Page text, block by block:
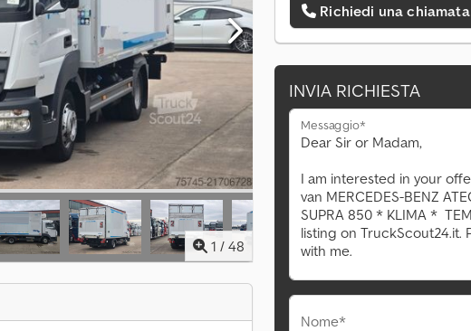
1 / 48
Richiedi una chiamata
INVIA RICHIESTA
Messaggio*
Nome*